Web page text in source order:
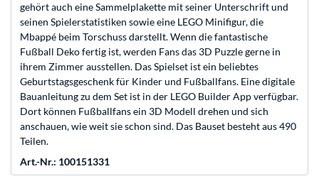
gehört auch eine Sammelplakette mit seiner Unterschrift und
seinen Spielerstatistiken sowie eine LEGO Minifigur, die
Mbappé beim Torschuss darstellt. Wenn die fantastische
Fußball Deko fertig ist, werden Fans das 3D Puzzle gerne in
ihrem Zimmer ausstellen. Das Spielset ist ein beliebtes
Geburtstagsgeschenk für Kinder und Fußballfans. Eine digitale
Bauanleitung zu dem Set ist in der LEGO Builder App verfügbar.
Dort können Fußballfans ein 3D Modell drehen und sich
anschauen, wie weit sie schon sind. Das Bauset besteht aus 490
Teilen.
Art.-Nr.: 100151331